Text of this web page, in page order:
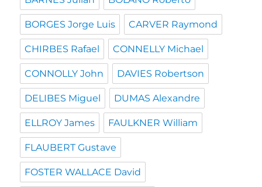
BORGES Jorge Luis CARVER Raymond
CHIRBES Rafael CONNELLY Michael
CONNOLLY John DAVIES Robertson
DELIBES Miguel DUMAS Alexandre
ELLROY James FAULKNER William
FLAUBERT Gustave
FOSTER WALLACE David